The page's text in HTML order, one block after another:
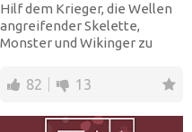
Hilf dem Krieger, die Wellen
angreifender Skelette,
Monster und Wikinger zu
82 13